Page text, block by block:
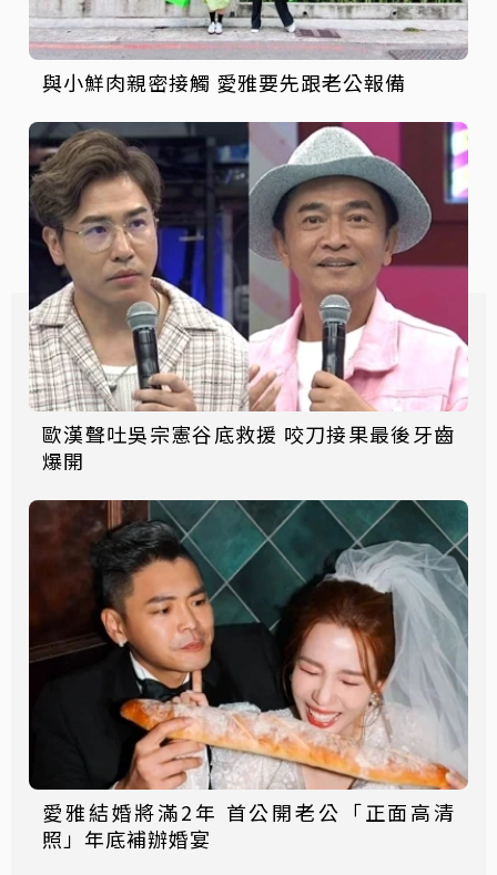
與小鮮肉親密接觸 愛雅要先跟老公報備
歐漢聲吐吳宗憲谷底救援 咬刀接果最後牙齒
爆開
愛雅結婚將滿2年 首公開老公「正面高清
照」年底補辦婚宴